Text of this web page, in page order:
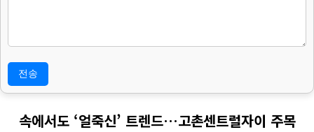
4. 부동의에 따른 고지사항
위 개인정보 제공에 대해서 부동의할 수 있으나, 이 경우 게시판의 내
속에서도 ‘얼죽신’ 트렌드…고촌센트럴자이 주목